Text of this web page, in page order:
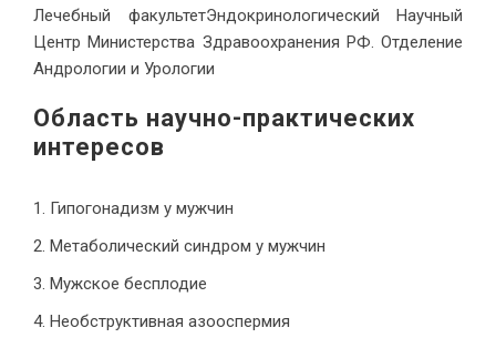
Лечебный факультетЭндокринологический Научный
Центр Министерства Здравоохранения РФ. Отделение
Андрологии и Урологии
Область научно-практических
интересов
Гипогонадизм у мужчин
Метаболический синдром у мужчин
Мужское бесплодие
Необструктивная азооспермия